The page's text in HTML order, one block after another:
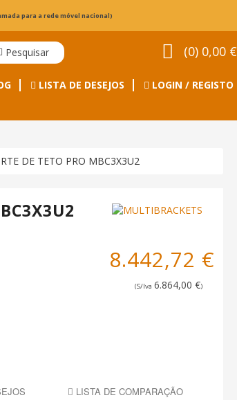
para a rede móvel nacional)
(0) 0,00 €
Pesquisar
LISTA DE DESEJOS LOGIN / REGISTO
DE TETO PRO MBC3X3U2
8.442,72 €
(S/Iva 6.864,00 €)
LISTA DE COMPARAÇÃO